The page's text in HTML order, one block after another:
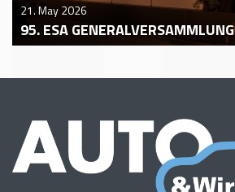
21. May 2026
95. ESA GENERALVERSAMMLUNG